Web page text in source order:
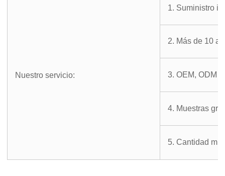
Nuestro servicio:
1. Suministro
2. Más de 10
3. OEM, ODM
4. Muestras
5. Cantidad